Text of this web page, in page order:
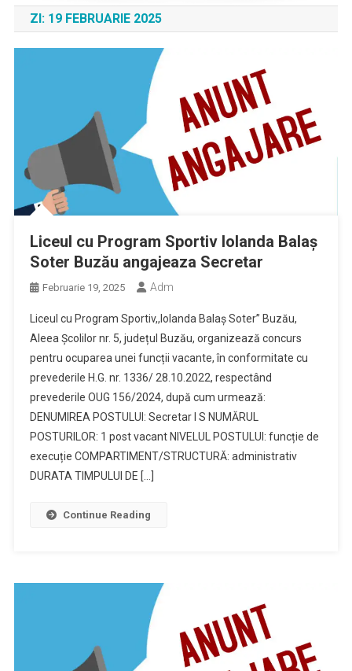
ZI: 19 FEBRUARIE 2025
Liceul cu Program Sportiv Iolanda Balaș
Soter Buzău angajeaza Secretar
Februarie 19, 2025 Adm
Liceul cu Program Sportiv,,Iolanda Balaș Soter” Buzău,
Aleea Școlilor nr. 5, județul Buzău, organizează concurs
pentru ocuparea unei funcții vacante, în conformitate cu
prevederile H.G. nr. 1336/ 28.10.2022, respectând
prevederile OUG 156/2024, după cum urmează:
DENUMIREA POSTULUI: Secretar I S NUMĂRUL
POSTURILOR: 1 post vacant NIVELUL POSTULUI: funcție de
execuție COMPARTIMENT/STRUCTURĂ: administrativ
DURATA TIMPULUI DE […]
Continue Reading